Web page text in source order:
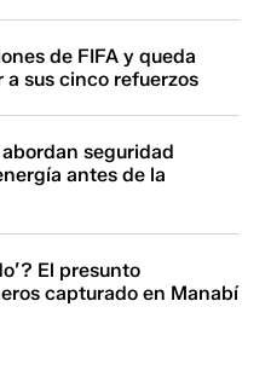
de FIFA y queda
sus cinco refuerzos
seguridad
antes de la
El presunto
capturado en Manabí